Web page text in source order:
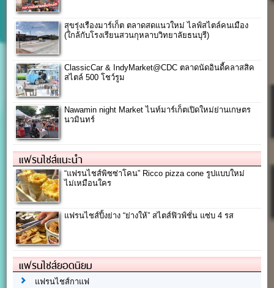
สุขรุ่งเรืองมาร์เก็ต ตลาดสดแนวใหม่ ไลฟ์สไตล์คนเมือง
(ใกล้กับโรงเรียนสวนกุหลาบวิทยาลัยธนบุรี)
ClassicCar & IndyMarket@CDC ตลาดนัดอินดี้คลาสสิค
สไตล์ 500 โชว์รูม
Nawamin night Market ไนท์มาร์เก็ตเปิดใหม่ย่านเกษตร
นวมินทร์
แฟรนไชส์แนะนำ
“แฟรนไชส์พิซซ่าโคน” Ricco pizza cone รูปแบบใหม่
ไม่เหมือนใคร
แฟรนไชส์ปิ้งย่าง “ย่างให้” สไตส์ฟิวฟ์ชั่น แซ่บ 4 รส
แฟรนไชส์ยอดนิยม
แฟรนไชส์กาแฟ